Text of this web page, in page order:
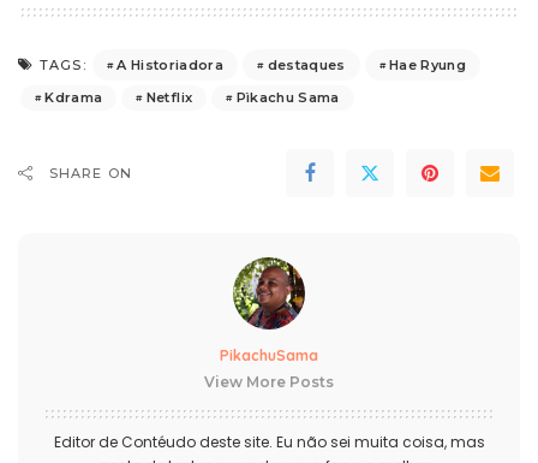
TAGS: A Historiadora destaques
Hae Ryung
Kdrama
Netflix Pìkachu Sama
SHARE ON
PikachuSama
View More Posts
Editor de Contéudo deste site. Eu não sei muita coisa, mas